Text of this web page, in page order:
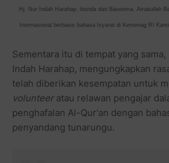
Hj. Nur Indah Harahap, ibunda dari Baseema, Amatullah
Internasional berbasis bahasa Isyarat di Kemenag RI
Sementara itu di tempat yang
Indah Harahap, mengungkapkan
telah diberikan kesempatan untuk
volunteeratau relawan pengajar
penghafalan Al-Qur'an dengan
penyandang tunarungu.